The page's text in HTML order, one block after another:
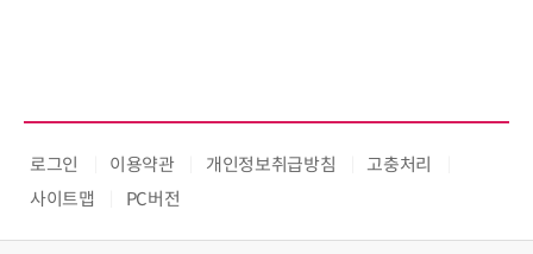
로그인 이용약관 개인정보취급방침
고충처리
사이트맵
PC버전